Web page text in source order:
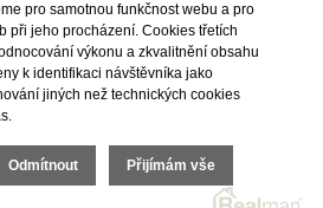
pro samotnou funkčnost webu a pro
při jeho procházení. Cookies třetích
výkonu a zkvalitnění obsahu
k identifikaci návštěvníka jako
jiných než technických cookies
Odmítnout Přijímám vše